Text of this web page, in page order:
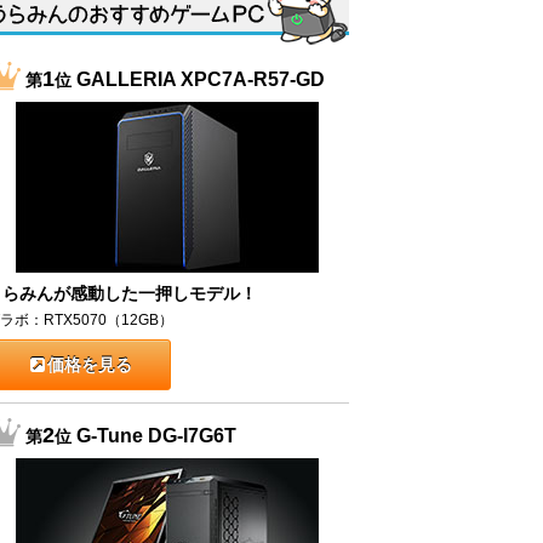
第1位GALLERIA XPC7A-R57-GD
みんが感動した一押しモデル！
ボ：RTX5070（12GB）
価格を見る
第2位G-Tune DG-I7G6T